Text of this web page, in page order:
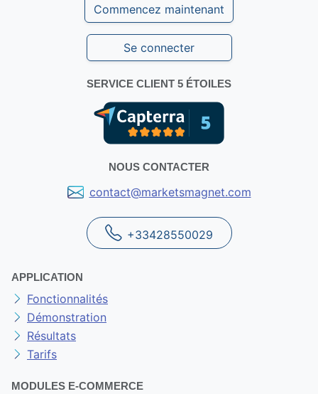
Commencez maintenant
Se connecter
SERVICE CLIENT 5 ÉTOILES
NOUS CONTACTER
contact@marketsmagnet.com
+33428550029
APPLICATION
Fonctionnalités
Démonstration
Résultats
Tarifs
MODULES E-COMMERCE